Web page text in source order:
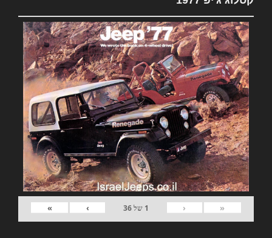
«
‹
1 של36
›
»